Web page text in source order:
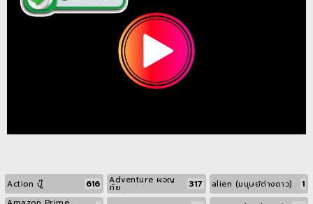
Action บู๊ 616 Adventure ผจญ
ภัย 317 alien (มนุษย์ต่างดาว) 1